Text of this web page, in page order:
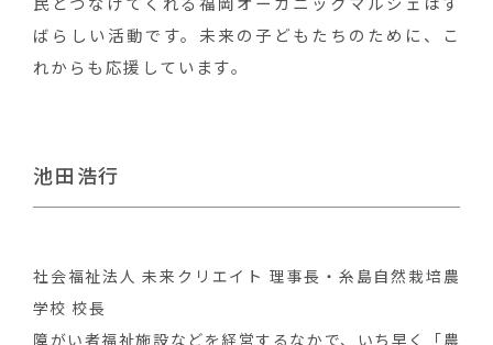
ばらしい活動です。未来の子どもたちのために、こ
れからも応援しています。
池田浩行
社会福祉法人 未来クリエイト 理事長・糸島自然栽培農
学校 校長
障がい者福祉施設などを経営するなかで、いち早く「農